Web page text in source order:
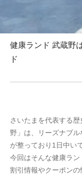
健康ランド 武蔵野
ド
さいたまを代表する
野」は、リーズナブ
が整っており1日中い
今回はそんな健康ラ
割引情報やクーポン